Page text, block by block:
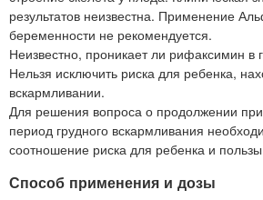
результатов неизвестна. Применение
беременности не рекомендуется.
Неизвестно, проникает ли рифаксимин в
Нельзя исключить риска для ребенка,
вскармливании.
Для решения вопроса о продолжении
период грудного вскармливания
соотношение риска для ребенка и
Способ применения и дозы